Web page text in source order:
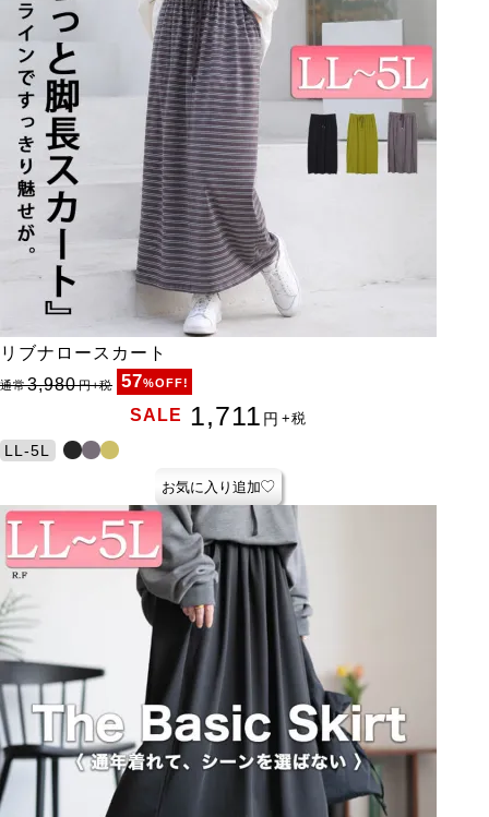
リブナロースカート
通常3,980円+税 57%OFF!
SALE 1,711 円 +税
LL-5L
お気に入り追加